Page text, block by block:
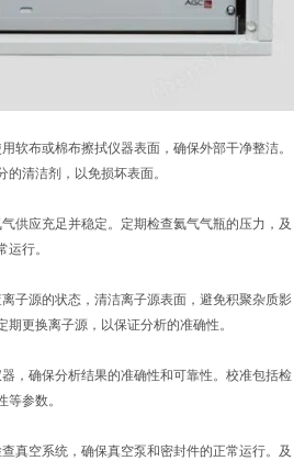
布或棉布擦拭仪器表面，确保外部干净整洁。
清洁剂，以免损坏表面。
应充足并稳定。定期检查氦气气瓶的压力，及
行。
源的状态，清洁离子源表面，避免积聚杂质影
更换离子源，以保证分析的准确性。
确保分析结果的准确性和可靠性。校准包括检
参数。
空系统，确保真空泵和密封件的正常运行。及